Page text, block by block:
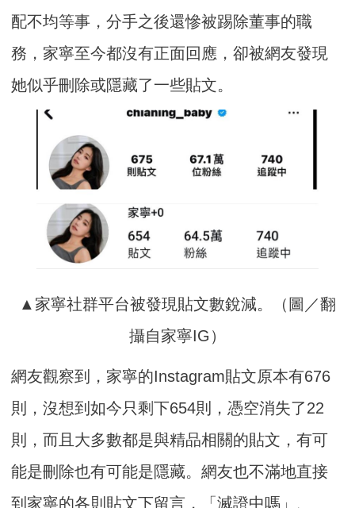
配不均等事，分手之後還慘被踢除董事的職
務，家寧至今都沒有正面回應，卻被網友發現
她似乎刪除或隱藏了一些貼文。
▲家寧社群平台被發現貼文數銳減。（圖／翻
攝自家寧IG）
網友觀察到，家寧的Instagram貼文原本有676
則，沒想到如今只剩下654則，憑空消失了22
則，而且大多數都是與精品相關的貼文，有可
能是刪除也有可能是隱藏。網友也不滿地直接
到家寧的各則貼文下留言，「滅證中嗎」、